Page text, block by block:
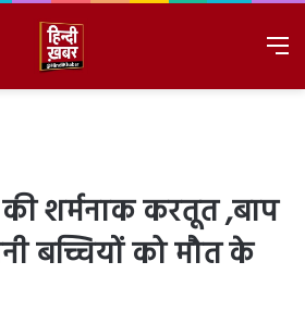
शर्मनाक करतूत ,बाप
बच्चियों को मौत के